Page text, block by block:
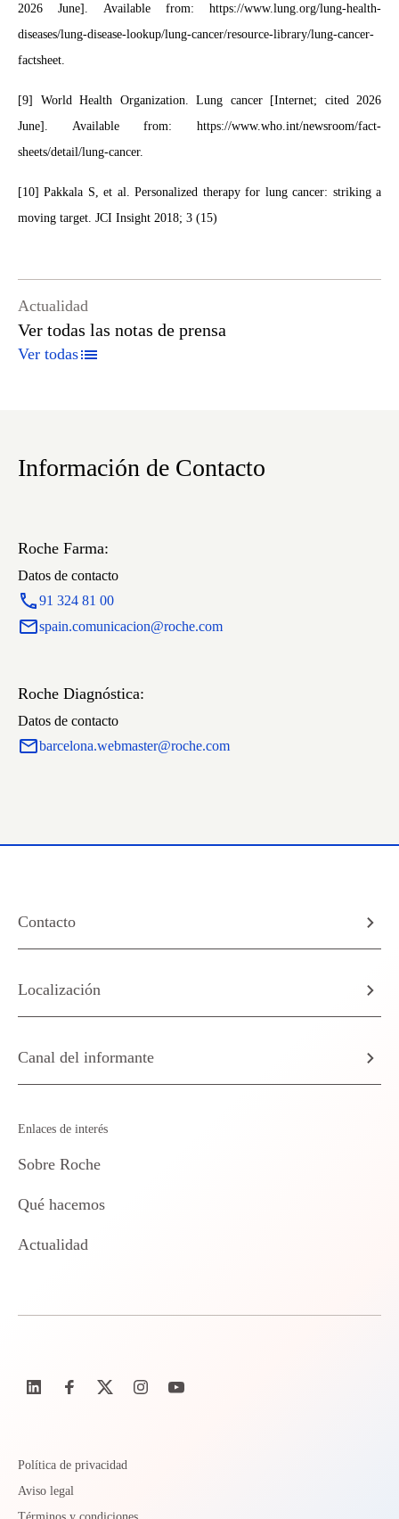
2026 June]. Available from: https://www.lung.org/lung-health-
diseases/lung-disease-lookup/lung-cancer/resource-library/lung-cancer-
factsheet.
[9] World Health Organization. Lung cancer [Internet; cited 2026
June]. Available from: https://www.who.int/newsroom/fact-
sheets/detail/lung-cancer.
[10] Pakkala S, et al. Personalized therapy for lung cancer: striking a
moving target. JCI Insight 2018; 3 (15)
Actualidad
Ver todas las notas de prensa
Ver todas
Información de Contacto
Roche Farma:
Datos de contacto
91 324 81 00
spain.comunicacion@roche.com
Roche Diagnóstica:
Datos de contacto
barcelona.webmaster@roche.com
Contacto
Localización
Canal del informante
Enlaces de interés
Sobre Roche
Qué hacemos
Actualidad
Política de privacidad
Aviso legal